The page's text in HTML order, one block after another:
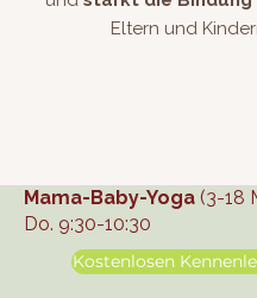
Eltern und
Mama-Baby-Yoga (3-18
Do. 9:30-10:30
Kostenlosen